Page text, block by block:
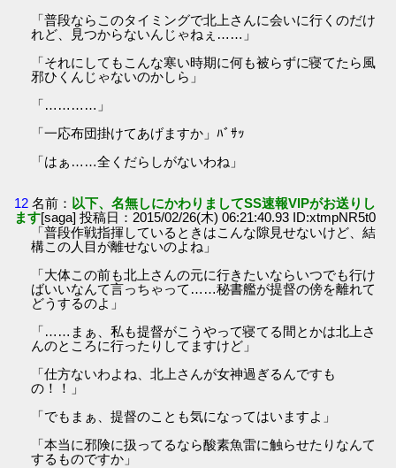
「普段ならこのタイミングで北上さんに会いに行くのだけ
れど、見つからないんじゃねぇ……」
「それにしてもこんな寒い時期に何も被らずに寝てたら風
邪ひくんじゃないのかしら」
「…………」
「一応布団掛けてあげますか」ﾊﾞｻｯ
「はぁ……全くだらしがないわね」
12 名前： 以下、名無しにかわりましてSS速報VIPがお送りし
ます[saga] 投稿日：2015/02/26(木) 06:21:40.93 ID:xtmpNR5t0
「普段作戦指揮しているときはこんな隙見せないけど、結
構この人目が離せないのよね」
「大体この前も北上さんの元に行きたいならいつでも行け
ばいいなんて言っちゃって……秘書艦が提督の傍を離れて
どうするのよ」
「……まぁ、私も提督がこうやって寝てる間とかは北上さ
んのところに行ったりしてますけど」
「仕方ないわよね、北上さんが女神過ぎるんですも
の！！」
「でもまぁ、提督のことも気になってはいますよ」
「本当に邪険に扱ってるなら酸素魚雷に触らせたりなんて
するものですか」